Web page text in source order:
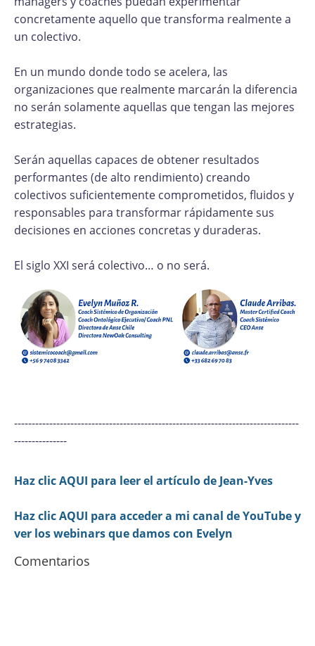
concretamente aquello que transforma realmente a
un colectivo.
En un mundo donde todo se acelera, las
organizaciones que realmente marcarán la diferencia
no serán solamente aquellas que tengan las mejores
estrategias.
Serán aquellas capaces de obtener resultados
performantes (de alto rendimiento) creando
colectivos suficientemente comprometidos, fluidos y
responsables para transformar rápidamente sus
decisiones en acciones concretas y duraderas.
El siglo XXI será colectivo… o no será.
---------------------------------------------------------------------------------
---------------
Haz clic AQUI para leer el artículo de Jean-Yves
Haz clic AQUI para acceder a mi canal de YouTube y
ver los webinars que damos con Evelyn
Comentarios